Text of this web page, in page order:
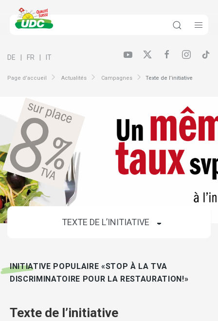
Page d’accueil Actualités Campagnes Texte de l’initiative
DE FR IT
INITIATIVE POPULAIRE «STOP À LA TVA
DISCRIMINATOIRE POUR LA RESTAURATION!»
Texte de l’initiative